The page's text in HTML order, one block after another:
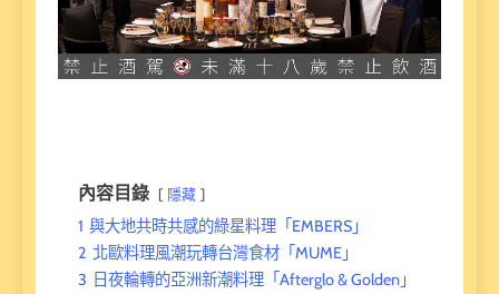
內容目錄 隱藏
1 與大地共時共感的綠星料理「EMBERS」
2 北歐料理風潮玩轉台灣食材「MUME」
3 日夜輪轉的亞洲新潮料理「Afterglo & Golden」